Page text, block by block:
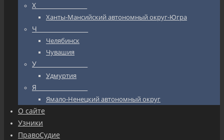
Х_________________
Ханты-Мансийский автономный округ-Югра
Ч_________________
Челябинск
Чувашия
У_________________
Удмуртия
Я_________________
Ямало-Ненецкий автономный округ
О сайте
Узники
ПравоСудие